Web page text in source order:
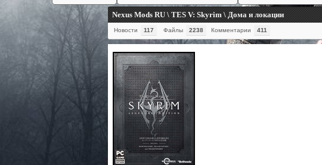
Nexus Mods RU \ TES V: Skyrim \ Дома и локации
Новости 117 Файлы 2238 Комментарии 411